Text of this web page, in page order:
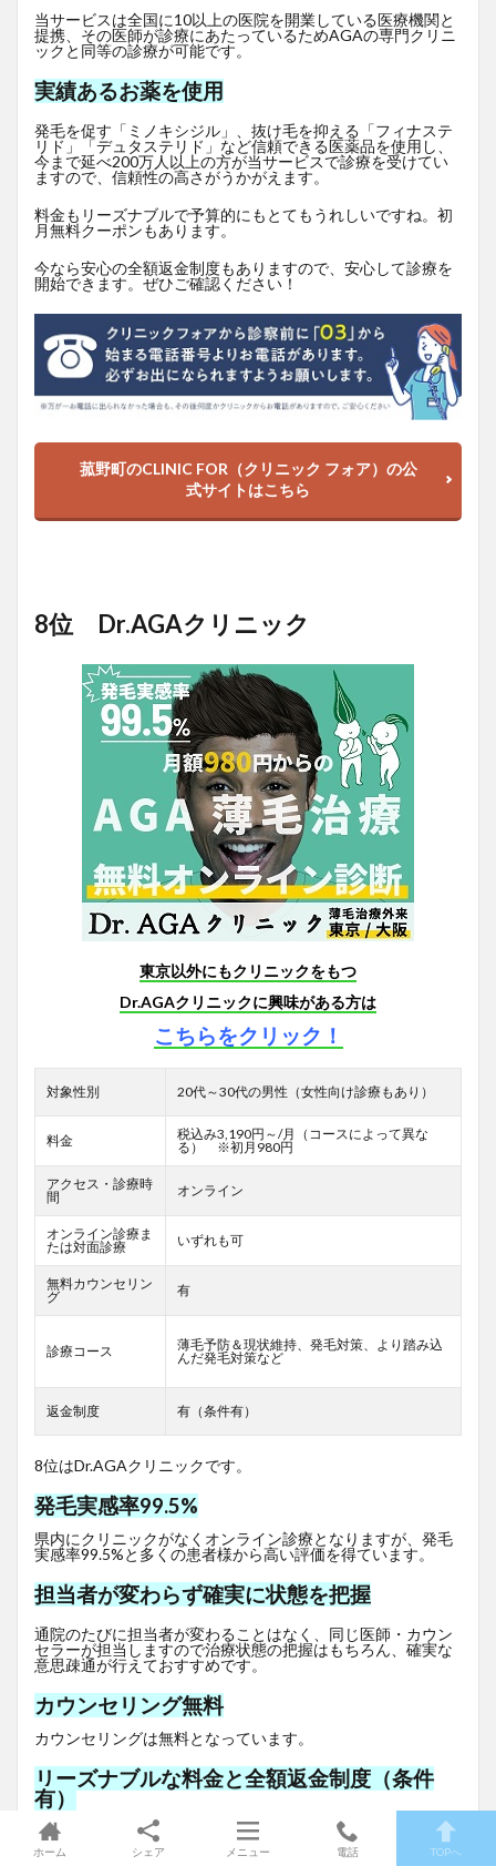
当サービスは全国に10以上の医院を開業している医療機関と
提携、その医師が診療にあたっているためAGAの専門クリニ
ックと同等の診療が可能です。
実績あるお薬を使用
発毛を促す「ミノキシジル」、抜け毛を抑える「フィナステ
リド」「デュタステリド」など信頼できる医薬品を使用し、
今まで延べ200万人以上の方が当サービスで診療を受けてい
ますので、信頼性の高さがうかがえます。
料金もリーズナブルで予算的にもとてもうれしいですね。初
月無料クーポンもあります。
今なら安心の全額返金制度もありますので、安心して診療を
開始できます。ぜひご確認ください！
菰野町のCLINIC FOR（クリニック フォア）の公
式サイトはこちら
8位 Dr.AGAクリニック
東京以外にもクリニックをもつ
Dr.AGAクリニックに興味がある方は
こちらをクリック！
対象性別 20代～30代の男性（女性向け診療もあり）
料金
税込み3,190円～/月（コースによって異な
る） ※初月980円
アクセス・診療時
間
オンライン
オンライン診療ま
たは対面診療
いずれも可
無料カウンセリン
グ
有
診療コース
薄毛予防＆現状維持、発毛対策、より踏み込
んだ発毛対策など
返金制度 有（条件有）
8位はDr.AGAクリニックです。
発毛実感率99.5%
県内にクリニックがなくオンライン診療となりますが、発毛
実感率99.5%と多くの患者様から高い評価を得ています。
担当者が変わらず確実に状態を把握
通院のたびに担当者が変わることはなく、同じ医師・カウン
セラーが担当しますので治療状態の把握はもちろん、確実な
意思疎通が行えておすすめです。
カウンセリング無料
カウンセリングは無料となっています。
リーズナブルな料金と全額返金制度（条件
有）
初月980円（一例）と非常にリーズナブルな価格で、さらに
全額返金制度（条件有）を明記しているので安心ですね。
ホーム シェア メニュー 電話 TOPへ